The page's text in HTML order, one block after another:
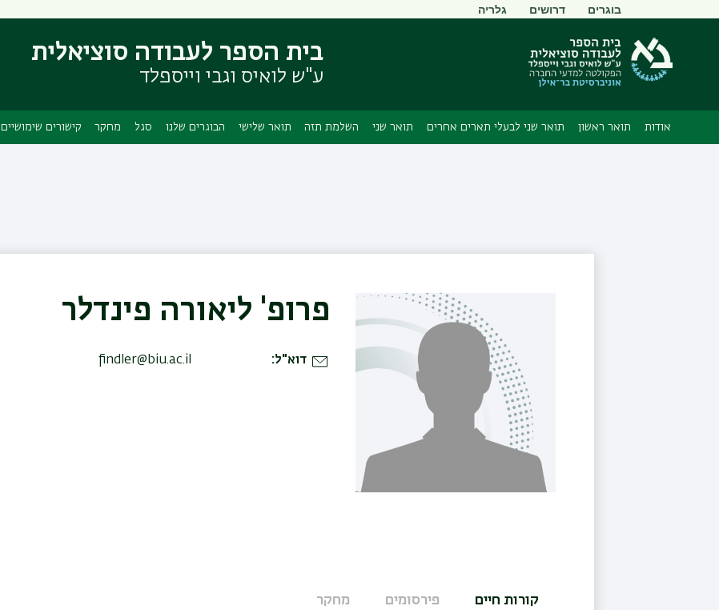
העיקרי
ניווט
ראשי
תפריט
משני
בוגרים דרושים גלריה
בית הספר לעבודה סוציאלית
ע"ש לואיס וגבי וייספלד
אודות תואר ראשון תואר שני לבעלי תארים אחרים תואר שני השלמת תזה תואר שלישי הבוגרים שלנו סגל מחקר קישורים שימושיים
פרופ' ליאורה פינדלר
דוא"ל findler@biu.ac.il
קורות חיים
פירסומים מחקר